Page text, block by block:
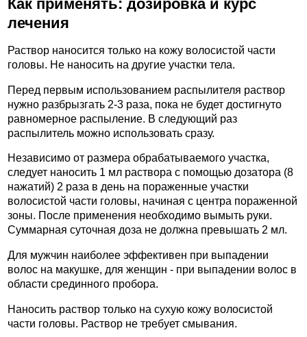
Как применять: дозировка и курс
лечения
Раствор наносится только на кожу волосистой части
головы. Не наносить на другие участки тела.
Перед первым использованием распылителя раствор
нужно разбрызгать 2-3 раза, пока не будет достигнуто
равномерное распыление. В следующий раз
распылитель можно использовать сразу.
Независимо от размера обрабатываемого участка,
следует наносить 1 мл раствора с помощью дозатора (8
нажатий) 2 раза в день на пораженные участки
волосистой части головы, начиная с центра пораженной
зоны. После применения необходимо вымыть руки.
Суммарная суточная доза не должна превышать 2 мл.
Для мужчин наиболее эффективен при выпадении
волос на макушке, для женщин - при выпадении волос в
области срединного пробора.
Наносить раствор только на сухую кожу волосистой
части головы. Раствор не требует смывания.